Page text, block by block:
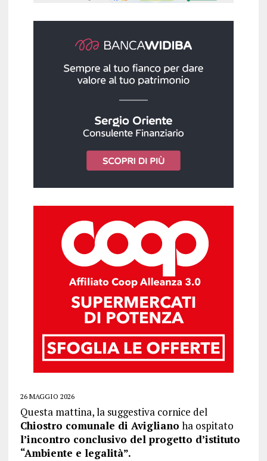
26 MAGGIO 2026
Questa mattina, la suggestiva cornice del
Chiostro comunale di Avigliano ha ospitato
l’incontro conclusivo del progetto d’istituto
“Ambiente e legalità”.